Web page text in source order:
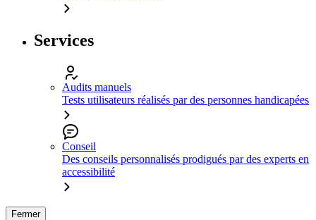
Services
Audits manuels
Tests utilisateurs réalisés par des personnes handicapées
Conseil
Des conseils personnalisés prodigués par des experts en
accessibilité
Fermer